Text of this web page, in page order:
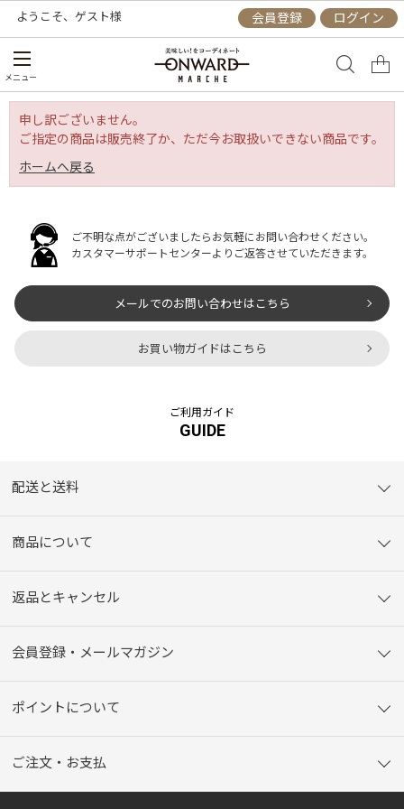
ようこそ、 ゲスト様 会員登録 ログイン
メニュー
申し訳ございません。
ご指定の商品は販売終了か、ただ今お取扱いできない商品です。
ホームへ戻る
ご不明な点がございましたらお気軽にお問い合わせください。
カスタマーサポートセンターよりご返答させていただきます。
メールでのお問い合わせはこちら
お買い物ガイドはこちら
ご利用ガイド
GUIDE
配送と送料
商品について
返品とキャンセル
会員登録・メールマガジン
ポイントについて
ご注文・お支払